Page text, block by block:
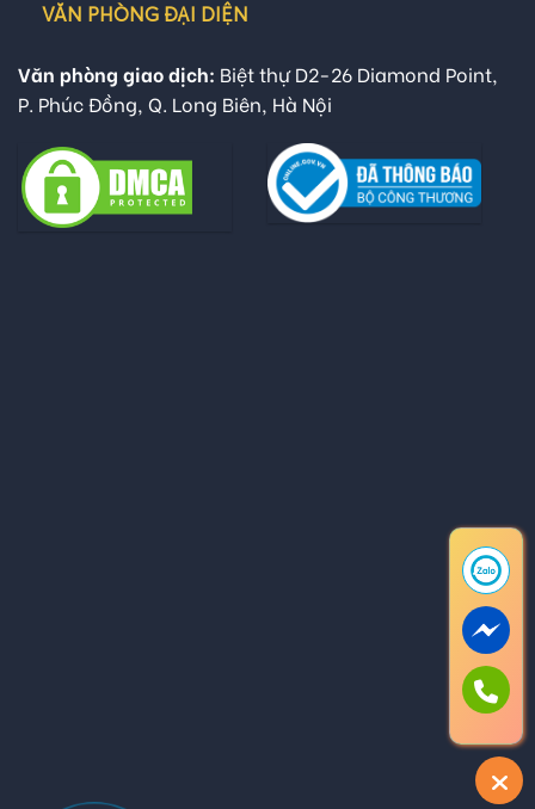
VĂN PHÒNG ĐẠI DIỆN
Văn phòng giao dịch: Biệt thự D2-26 Diamond Point,
P. Phúc Đồng, Q. Long Biên, Hà Nội